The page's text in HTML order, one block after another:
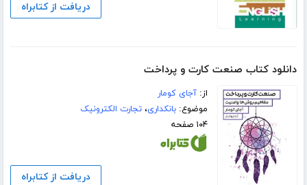
دریافت از کتابراه
دانلود کتاب صنعت کارت و پرداخت
از:آجای کومار
موضوع:بانکداری،تجارت الکترونیک
۱۰۴ صفحه
دریافت از کتابراه